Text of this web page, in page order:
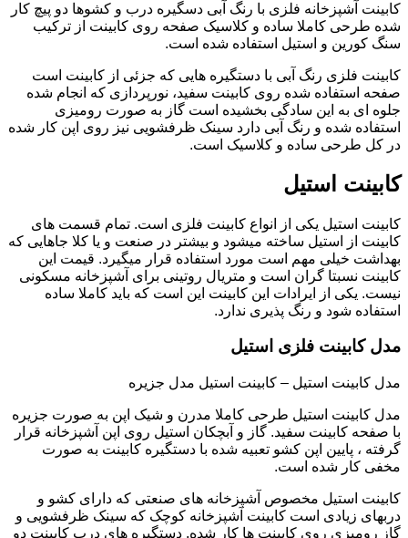
کابینت آشپزخانه فلزی با رنگ آبی دسگیره درب و کشوها دو پیچ کار
شده طرحی کاملا ساده و کلاسیک صفحه روی کابینت از ترکیب
سنگ کورین و استیل استفاده شده است.
کابینت فلزی رنگ آبی با دستگیره هایی که جزئی از کابینت است
صفحه استفاده شده روی کابینت سفید، نورپردازی که انجام شده
جلوه ای به این سادگی بخشیده است گاز به صورت رومیزی
استفاده شده و رنگ آبی دارد سینک ظرفشویی نیز روی اپن کار شده
در کل طرحی ساده و کلاسیک است.
کابینت استیل
کابینت استیل یکی از انواع کابینت فلزی است. تمام قسمت های
کابینت از استیل ساخته میشود و بیشتر در صنعت و یا کلا جاهایی که
بهداشت خیلی مهم است مورد استفاده قرار میگیرد. قیمت این
کابینت نسبتا گران است و متریال روتینی برای آشپزخانه مسکونی
نیست. یکی از ایرادات این کابینت این است که باید کاملا ساده
استفاده شود و رنگ پذیری ندارد.
مدل کابینت فلزی استیل
مدل کابینت استیل – کابینت استیل مدل جزیره
مدل کابینت استیل طرحی کاملا مدرن و شیک اپن به صورت جزیره
با صفحه کابینت سفید. گاز و آبچکان استیل روی اپن آشپزخانه قرار
گرفته ، پایین اپن کشو تعبیه شده با دستگیره کابینت به صورت
مخفی کار شده است.
کابینت استیل مخصوص آشپزخانه های صنعتی که دارای کشو و
دربهای زیادی است کابینت آشپزخانه کوچک که سینک ظرفشویی و
گاز رومیزی روی کابینت ها کار شده. دستگیره های درب کابینت دو